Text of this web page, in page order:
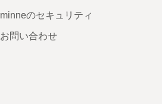
minneのセキュリティ
お問い合わせ